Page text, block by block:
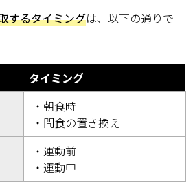
するタイミングは、以下の通りで
タイミング
・朝食時
・間食の置き換え
・運動前
・運動中